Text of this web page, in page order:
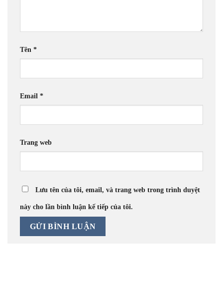
Tên *
Email *
Trang web
Lưu tên của tôi, email, và trang web trong trình duyệt
này cho lần bình luận kế tiếp của tôi.